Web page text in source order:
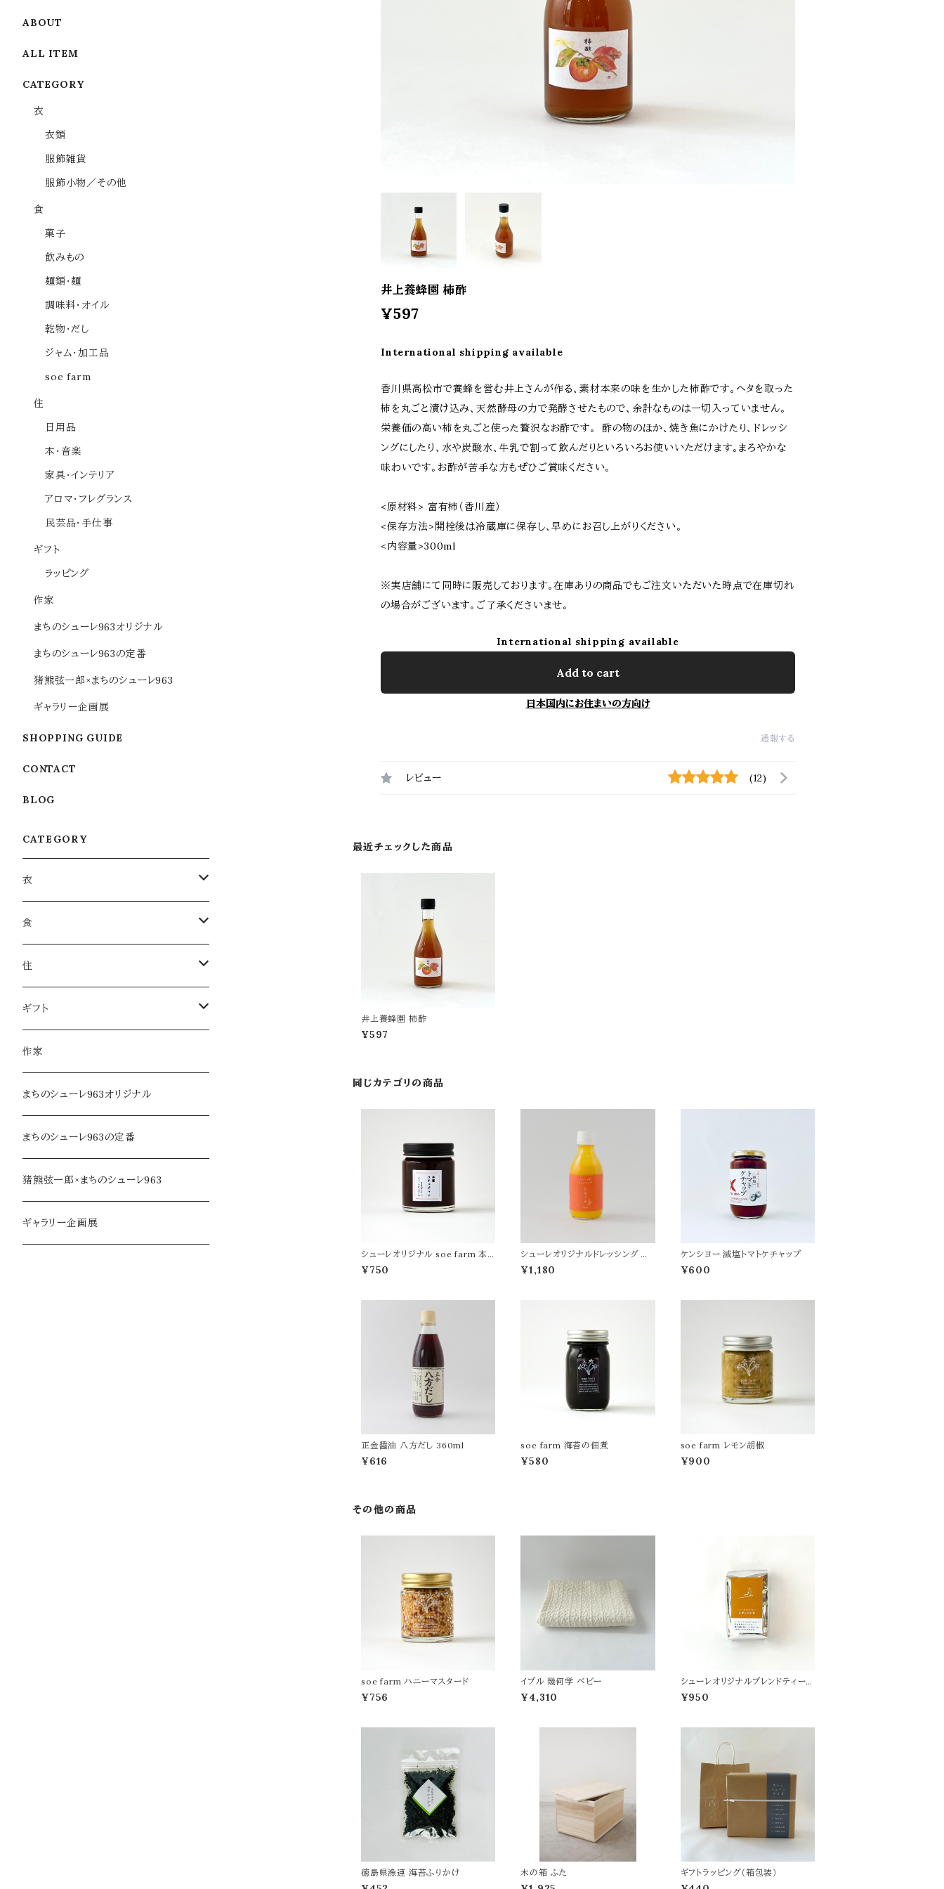
井上養蜂園 柿酢
¥597
International shipping available
香川県高松市で養蜂を営む井上さんが作る、素材本来の味を生かした柿酢です。ヘタを取った
柿を丸ごと漬け込み、天然酵母の力で発酵させたもので、余計なものは一切入っていません。
栄養価の高い柿を丸ごと使った贅沢なお酢です。 酢の物のほか、焼き魚にかけたり、ドレッシ
ングにしたり、水や炭酸水、牛乳で割って飲んだりといろいろお使いいただけます。まろやかな
味わいです。お酢が苦手な方もぜひご賞味ください。
<原材料> 富有柿（香川産）
<保存方法>開栓後は冷蔵庫に保存し、早めにお召し上がりください。
<内容量>300ml
※実店舗にて同時に販売しております。在庫ありの商品でもご注文いただいた時点で在庫切れ
の場合がございます。ご了承くださいませ。
International shipping available
Add to cart
日本国内にお住まいの方向け
通報する
レビュー (12)
最近チェックした商品
井上養蜂園 柿酢
¥597
同じカテゴリの商品
シューレオリジナル soe farm 本
鷹コチュジャン
¥750
シューレオリジナルドレッシング 人
参
¥1,180
ケンシヨー 減塩トマトケチャップ
¥600
正金醤油 八方だし 360ml
¥616
soe farm 海苔の佃煮
¥580
soe farm レモン胡椒
¥900
その他の商品
soe farm ハニーマスタード
¥756
イブル 幾何学 ベビー
¥4,310
シューレオリジナルブレンドティー
目覚めのお茶 詰替用
¥950
徳島県漁連 海苔ふりかけ 木の箱 ふた ギフトラッピング（箱包装）
ABOUT
ALL ITEM
CATEGORY
衣
衣類
服飾雑貨
服飾小物／その他
食
菓子
飲みもの
麺類・麺
調味料・オイル
乾物・だし
ジャム・加工品
soe farm
住
日用品
本・音楽
家具・インテリア
アロマ・フレグランス
民芸品・手仕事
ギフト
ラッピング
作家
まちのシューレ963オリジナル
まちのシューレ963の定番
猪熊弦一郎×まちのシューレ963
ギャラリー企画展
SHOPPING GUIDE
CONTACT
BLOG
CATEGORY
衣
衣類
服飾雑貨
服飾小物／その他
食
菓子
飲みもの
麺類・麺
調味料・オイル
乾物・だし
ジャム・加工品
soe farm
住
日用品
本・音楽
家具・インテリア
アロマ・フレグランス
民芸品・手仕事
ギフト
ラッピング
作家
まちのシューレ963オリジナル
まちのシューレ963の定番
猪熊弦一郎×まちのシューレ963
ギャラリー企画展